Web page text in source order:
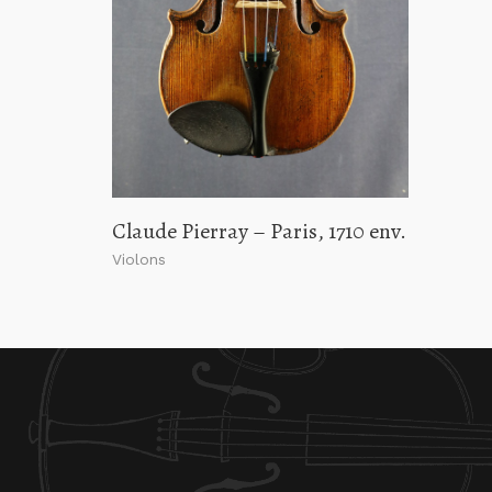
Claude Pierray – Paris, 1710 env.
Violons